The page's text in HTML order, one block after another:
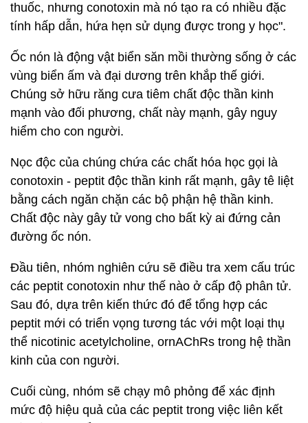
thuốc, nhưng conotoxin mà nó tạo ra có nhiều đặc
tính hấp dẫn, hứa hẹn sử dụng được trong y học".
Ốc nón là động vật biển săn mồi thường sống ở các
vùng biển ấm và đại dương trên khắp thế giới.
Chúng sở hữu răng cưa tiêm chất độc thần kinh
mạnh vào đối phương, chất này mạnh, gây nguy
hiểm cho con người.
Nọc độc của chúng chứa các chất hóa học gọi là
conotoxin - peptit độc thần kinh rất mạnh, gây tê liệt
bằng cách ngăn chặn các bộ phận hệ thần kinh.
Chất độc này gây tử vong cho bất kỳ ai đứng cản
đường ốc nón.
Đầu tiên, nhóm nghiên cứu sẽ điều tra xem cấu trúc
các peptit conotoxin như thế nào ở cấp độ phân tử.
Sau đó, dựa trên kiến ​​thức đó để tổng hợp các
peptit mới có triển vọng tương tác với một loại thụ
thể nicotinic acetylcholine, ornAChRs trong hệ thần
kinh của con người.
Cuối cùng, nhóm sẽ chạy mô phỏng để xác định
mức độ hiệu quả của các peptit trong việc liên kết